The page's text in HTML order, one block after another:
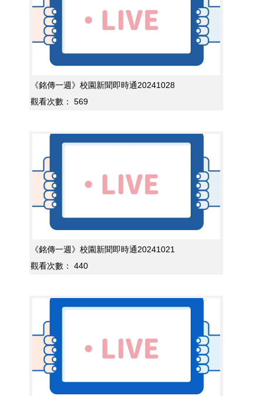
《銘傳一週》校園新聞即時通20241028
觀看次數：
569
《銘傳一週》校園新聞即時通20241021
觀看次數：
440